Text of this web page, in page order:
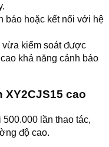
báo hoặc kết nối với hệ
vừa kiểm soát được
khả năng cảnh báo
cao
lần thao tác,
độ cao.